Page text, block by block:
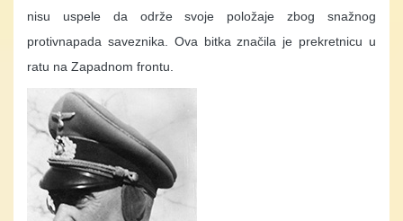
nisu uspele da održe svoje položaje zbog snažnog
protivnapada saveznika. Ova bitka značila je prekretnicu u
ratu na Zapadnom frontu.